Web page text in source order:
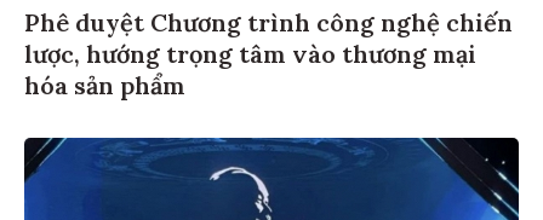
Phê duyệt Chương trình công nghệ chiến
lược, hướng trọng tâm vào thương mại
hóa sản phẩm